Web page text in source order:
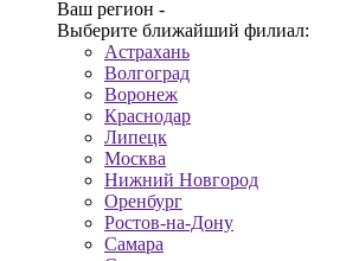
Ваш регион -
Выберите ближайший филиал:
Астрахань
Волгоград
Воронеж
Краснодар
Липецк
Москва
Нижний Новгород
Оренбург
Ростов-на-Дону
Самара